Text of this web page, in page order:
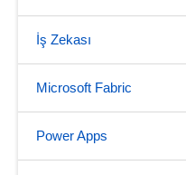
İş Zekası
Microsoft Fabric
Power Apps